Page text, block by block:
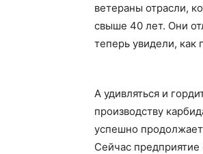
ветераны отрасли,
свыше 40 лет. Они
теперь увидели, как
А удивляться и
производству
успешно
Сейчас